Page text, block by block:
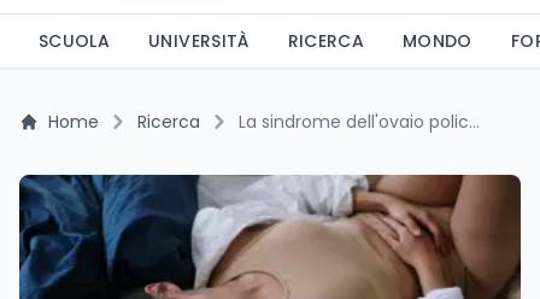
SCUOLA UNIVERSITÀ RICERCA MONDO
Home Ricerca La sindrome dell'ovaio policistico cambia nome: guida alla PMOS